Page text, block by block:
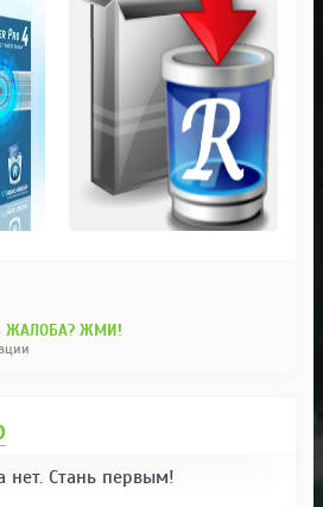
ЖАЛОБА? ЖМИ!
нет. Стань первым!